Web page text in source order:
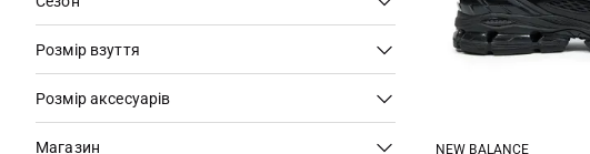
Розмір взуття
Розмір аксесуарів
Магазин NEW BALANCE